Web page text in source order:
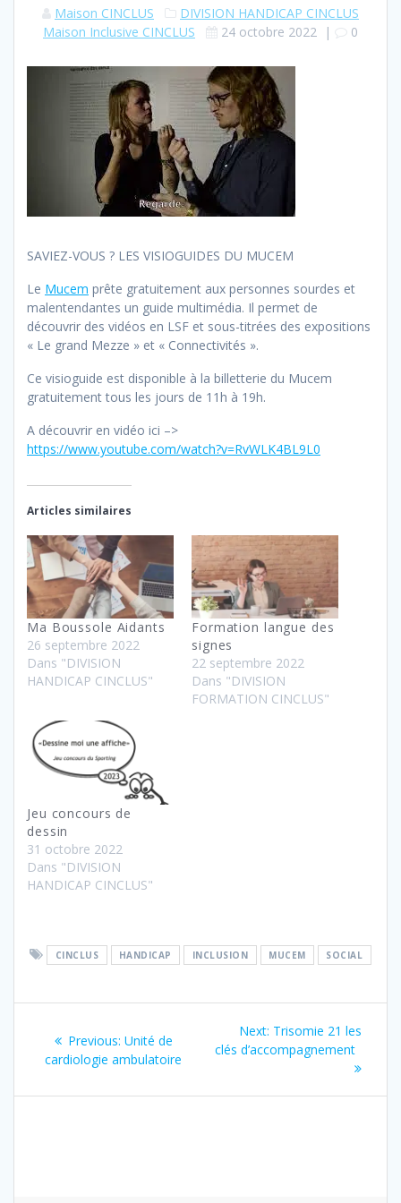
Maison CINCLUS
DIVISION HANDICAP CINCLUS
Maison Inclusive CINCLUS
24 octobre 2022 | 0
SAVIEZ-VOUS ? LES VISIOGUIDES DU MUCEM
Le Mucem prête gratuitement aux personnes sourdes et
malentendantes un guide multimédia. Il permet de
découvrir des vidéos en LSF et sous-titrées des expositions
« Le grand Mezze » et « Connectivités ».
Ce visioguide est disponible à la billetterie du Mucem
gratuitement tous les jours de 11h à 19h.
A découvrir en vidéo ici –>
https://www.youtube.com/watch?v=RvWLK4BL9L0
Articles similaires
Ma Boussole Aidants
26 septembre 2022
Dans "DIVISION
HANDICAP CINCLUS"
Formation langue des
signes
22 septembre 2022
Dans "DIVISION
FORMATION CINCLUS"
Jeu concours de
dessin
31 octobre 2022
Dans "DIVISION
HANDICAP CINCLUS"
CINCLUS HANDICAP INCLUSION MUCEM SOCIAL
l’article
Previous: Previous
post:
Unité de
cardiologie ambulatoire
Next: Next
post:
Trisomie 21 les
clés d’accompagnement